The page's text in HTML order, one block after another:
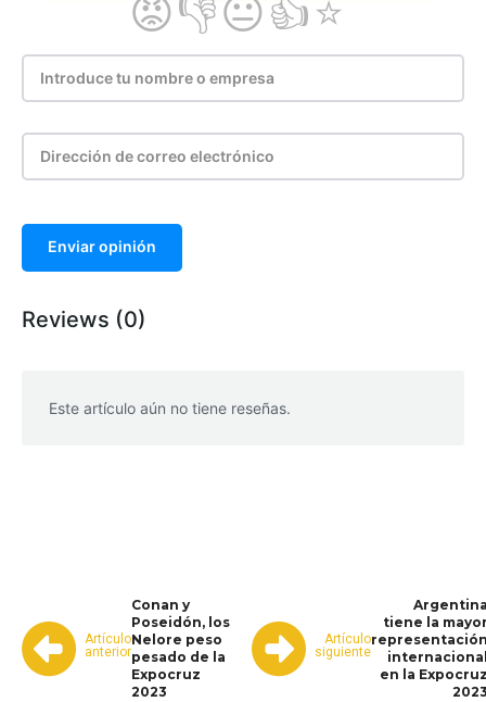
Enviar opinión
Reviews (0)
Este artículo aún no tiene reseñas.
Artículo
anterior
Conan y
Poseidón, los
Nelore peso
pesado de la
Expocruz
2023
Artículo
siguiente
tiene la
en la